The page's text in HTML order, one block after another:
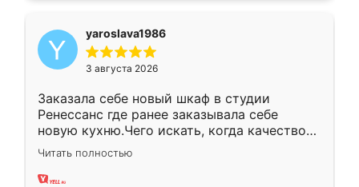
yaroslava1986
3 августа 2026
Заказала себе новый шкаф в студии
Ренессанс где ранее заказывала себе
новую кухню.Чего искать, когда качеством
вполне довольна. Служит кухня уже почти
два года, нареканий нет.
Читать полностью